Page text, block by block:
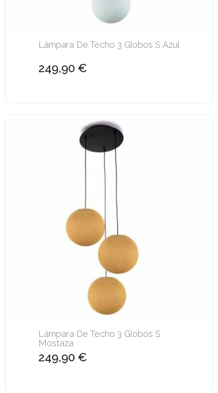
Lámpara De Techo 3 Globos S Azul
249,90 €
Lámpara De Techo 3 Globos S
Mostaza
249,90 €